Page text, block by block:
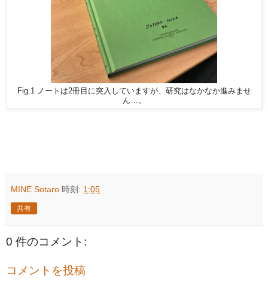
Fig.1 ノートは2冊目に突入していますが、研究はなかなか進みませ
ん…。
MINE Sotaro 時刻: 1:05
共有
0 件のコメント:
コメントを投稿